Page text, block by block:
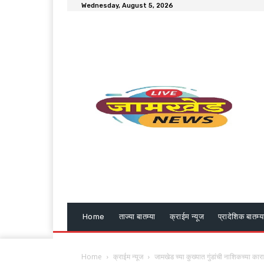
Wednesday, August 5, 2026
Home ताज्या बातम्या क्राईम न्यूज प्रादेशिक
Home क्राईम न्यूज जामखेड च्या कुख्यात गुंडांची नाशिकच्या